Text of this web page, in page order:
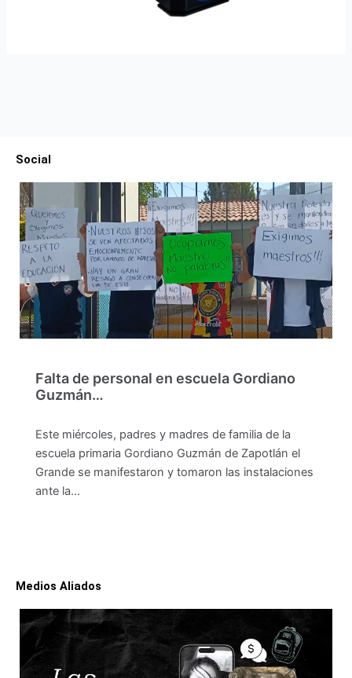
Social
Falta de personal en escuela Gordiano
Guzmán…
Este miércoles, padres y madres de familia de la
escuela primaria Gordiano Guzmán de Zapotlán el
Grande se manifestaron y tomaron las instalaciones
ante la…
Medios Aliados